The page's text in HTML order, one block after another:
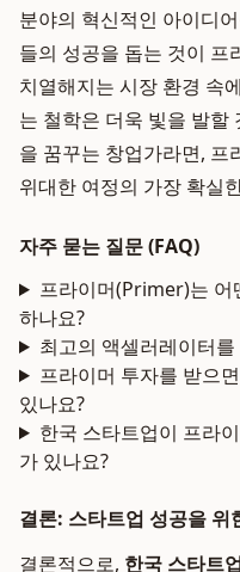
분야의 혁신적인 아이디
들의 성공을 돕는 것이 프
치열해지는 시장 환경 속
는 철학은 더욱 빛을 발할
을 꿈꾸는 창업가라면, 프
위대한 여정의 가장 확실
자주 묻는 질문 (FAQ)
프라이머(Primer)는 어
하나요?
최고의 액셀러레이터
프라이머 투자를 받으
있나요?
한국 스타트업이 프라
가 있나요?
결론: 스타트업 성공을 위
결론적으로, 한국 스타트